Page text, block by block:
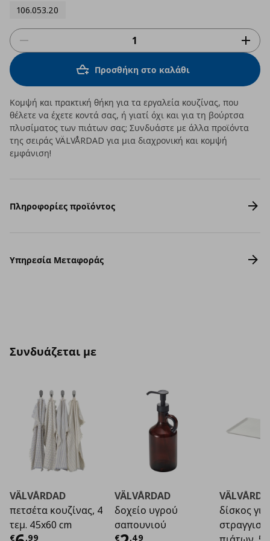
106.053.20
Προσθήκη στο καλάθι
Κομψή και πρακτική θήκη για τα εργαλεία κουζίνας, που
θέλετε να έχετε κοντά σας, ή γιατί όχι και για τη βούρτσα
πλυσίματος των πιάτων σας; Συνδυάστε με άλλα προϊόντα
της σειράς VÄLVÅRDAD για μια διαχρονική και κομψή
εμφάνιση!
Πληροφορίες προϊόντος
Υπηρεσία Μεταφοράς
Συνδυάζεται με
VÄLVÅRDAD
πετσέτα κουζίνας, 4
τεμ. 45x60 cm
€ ,99
VÄLVÅRDAD
δοχείο υγρού
σαπουνιού
€ ,49
δίσκος για